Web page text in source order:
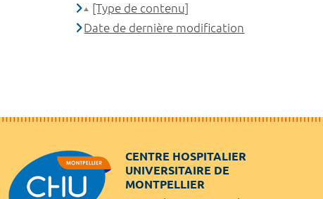
[Type de contenu]
Date de dernière modification
CENTRE HOSPITALIER
UNIVERSITAIRE DE
MONTPELLIER